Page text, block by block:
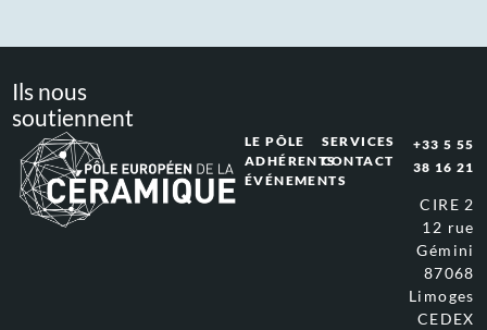
Ils nous
soutiennent
LE PÔLE
ADHÉRENTS
ÉVÉNEMENTS
SERVICES
CONTACT
+33 5 55
38 16 21
CIRE 2
12 rue
Gémini
87068
Limoges
CEDEX